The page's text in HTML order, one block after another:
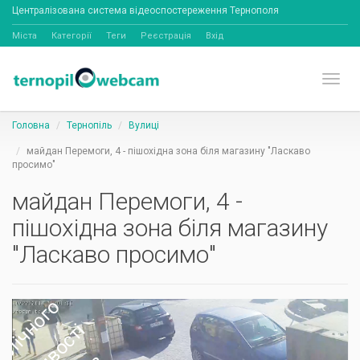
Централізована система відеоспостереження Тернополя
Міста Категорії Теги Реєстрація Вхід
Головна Тернопіль Вулиці
майдан Перемоги, 4 - пішохідна зона біля магазину "Ласкаво
просимо"
майдан Перемоги, 4 -
пішохідна зона біля магазину
"Ласкаво просимо"